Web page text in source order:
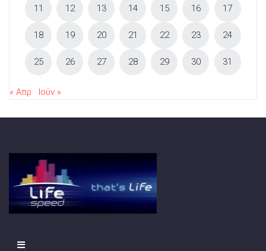
11 12 13 14 15 16 17
18 19 20 21 22 23 24
25 26 27 28 29 30 31
« Απρ Ιούν »